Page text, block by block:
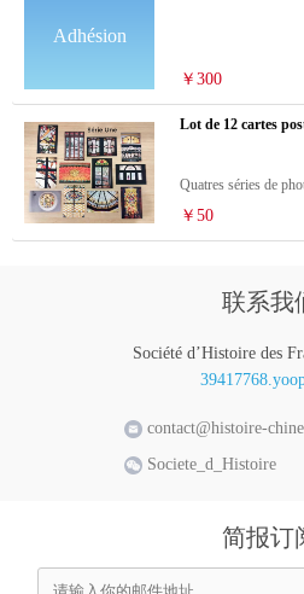
Adhésion
standard
￥300
￥50
联系我
Société d’Histoire des
contact@histoire-
Societe_d_Histoire
简报订